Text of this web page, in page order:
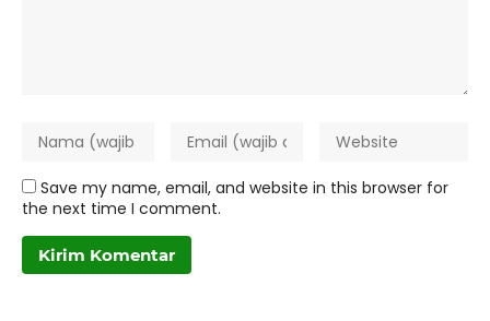
Save my name, email, and website in this browser for
the next time I comment.